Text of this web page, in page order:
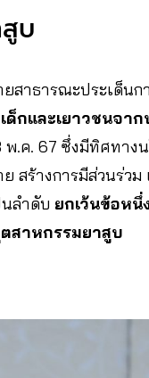
บ
สาธารณะประเด็นก
ด็กและเยาวชนจา
พ.ค. 67 ซึ่งมีทิศทา
สร้างการมีส่วนร่ว
ลำดับ ยกเว้นข้อหนึ่
สาหกรรมยาสูบ